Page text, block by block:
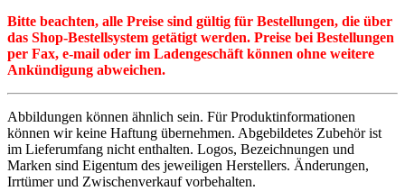
Bitte beachten, alle Preise sind gültig für Bestellungen, die über
das Shop-Bestellsystem getätigt werden. Preise bei Bestellungen
per Fax, e-mail oder im Ladengeschäft können ohne weitere
Ankündigung abweichen.
Abbildungen können ähnlich sein. Für Produktinformationen
können wir keine Haftung übernehmen. Abgebildetes Zubehör ist
im Lieferumfang nicht enthalten. Logos, Bezeichnungen und
Marken sind Eigentum des jeweiligen Herstellers. Änderungen,
Irrtümer und Zwischenverkauf vorbehalten.